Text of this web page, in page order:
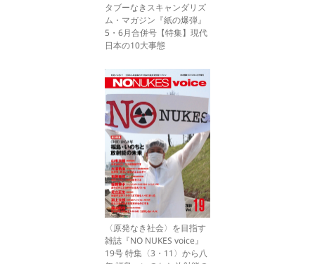
タブーなきスキャンダリズ
ム・マガジン『紙の爆弾』
5・6月合併号【特集】現代
日本の10大事態
〈原発なき社会〉を目指す
雑誌『NO NUKES voice』
19号 特集〈3・11〉から八